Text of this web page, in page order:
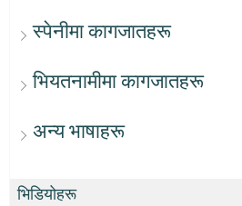
स्पेनीमा कागजातहरू
भियतनामीमा कागजातहरू
अन्य भाषाहरू
भिडियोहरू